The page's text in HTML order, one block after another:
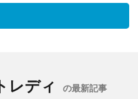
レディ の最新記事